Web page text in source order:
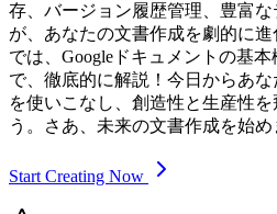
存、バージョン履歴管理、豊富
が、あなたの文書作成を劇的に
では、Googleドキュメントの基
で、徹底的に解説！今日からあな
を使いこなし、創造性と生産性
う。さあ、未来の文書作成を始め
Start Creating Now